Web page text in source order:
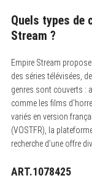
Quels types de
Stream ?
Empire Stream
des séries télévisées,
genres sont couverts :
comme les films
variés en version
(VOSTFR), la
recherche d’une offre
ART.1078425